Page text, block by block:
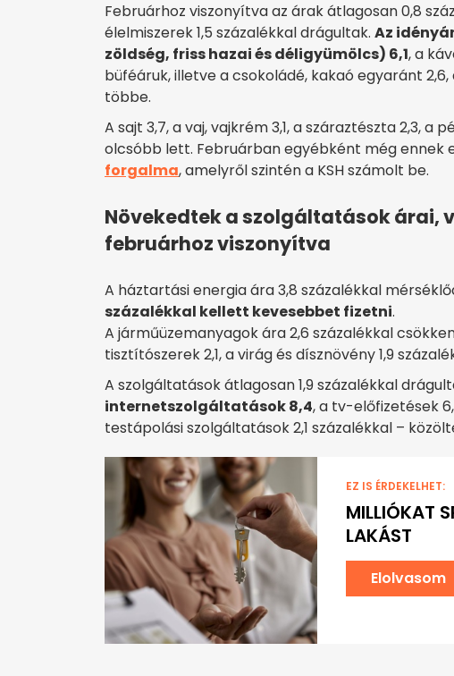
Februárhoz viszonyítva az árak átlagosan 0,8
élelmiszerek 1,5 százalékkal drágultak. Az
zöldség, friss hazai és déligyümölcs) 6,1, a
büféáruk, illetve a csokoládé, kakaó egyaránt
többe.
A sajt 3,7, a vaj, vajkrém 3,1, a száraztészta 2,3, a
olcsóbb lett. Februárban egyébként még ennek
forgalma, amelyről szintén a KSH számolt be.
Növekedtek a szolgáltatások árai,
februárhoz viszonyítva
A háztartási energia ára 3,8 százalékkal
százalékkal kellett kevesebbet fizetni.
A járműüzemanyagok ára 2,6 százalékkal
tisztítószerek 2,1, a virág és dísznövény 1,9
A szolgáltatások átlagosan 1,9 százalékkal
internetszolgáltatások 8,4, a tv-előfizetések
testápolási szolgáltatások 2,1 százalékkal –
EZ IS ÉRDEKELHET:
MILLIÓKAT
LAKÁST
Elolvasom